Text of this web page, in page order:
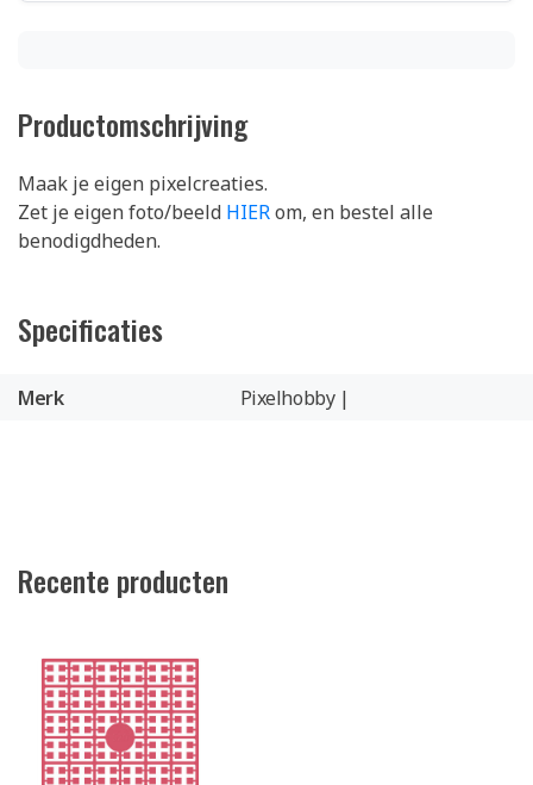
Productomschrijving
Maak je eigen pixelcreaties.
Zet je eigen foto/beeld HIERom, en bestel alle
benodigdheden.
Specificaties
Merk Pixelhobby |
Recente producten